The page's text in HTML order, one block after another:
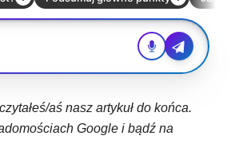
aś nasz artykuł do końca.
Google i bądź na